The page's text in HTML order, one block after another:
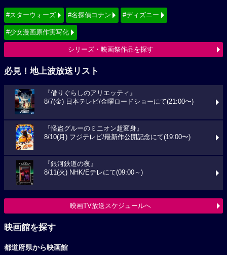
#スターウォーズ #名探偵コナン #ディズニー
#少女漫画原作実写化
シリーズ・映画祭作品を探す
必見！地上波放送リスト
『借りぐらしのアリエッティ』
8/7(金) 日本テレビ/金曜ロードショーにて(21:00〜)
『怪盗グルーのミニオン超変身』
8/10(月) フジテレビ/最新作公開記念にて(19:00〜)
『銀河鉄道の夜』
8/11(火) NHK/Eテレにて(09:00～)
映画TV放送スケジュールへ
映画館を探す
都道府県から映画館